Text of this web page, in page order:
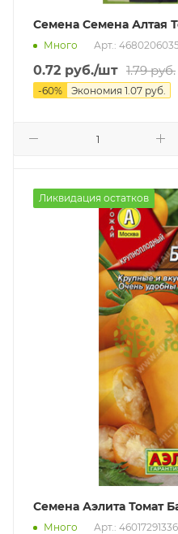
Семена Семена Алтая
Много Арт.:
0.72 руб./шт 1.79руб.
-60% Экономия 1.07 руб.
Ликвидация остатков
Семена Аэлита Томат
Много Арт.: